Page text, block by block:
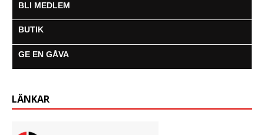
BLI MEDLEM
BUTIK
GE EN GÅVA
LÄNKAR